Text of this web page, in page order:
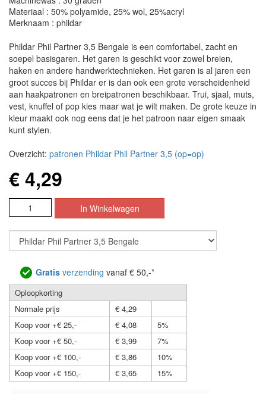
Materiaal : 50% polyamide, 25% wol, 25%acryl
Merknaam : phildar
Phildar Phil Partner 3,5 Bengale is een comfortabel, zacht en
soepel basisgaren. Het garen is geschikt voor zowel breien,
haken en andere handwerktechnieken. Het garen is al jaren een
groot succes bij Phildar er is dan ook een grote verscheidenheid
aan haakpatronen en breipatronen beschikbaar. Trui, sjaal, muts,
vest, knuffel of pop kies maar wat je wilt maken. De grote keuze in
kleur maakt ook nog eens dat je het patroon naar eigen smaak
kunt stylen.
Overzicht: patronen Phildar Phil Partner 3,5 (op=op)
€ 4,29
Gratis verzending vanaf € 50,-*
Oploopkorting
Normale prijs
€ 4,29
Koop voor +€ 25,-
€ 4,08
5%
Koop voor +€ 50,-
€ 3,99
7%
Koop voor +€ 100,-
€ 3,86
10%
Koop voor +€ 150,-
€ 3,65 15%